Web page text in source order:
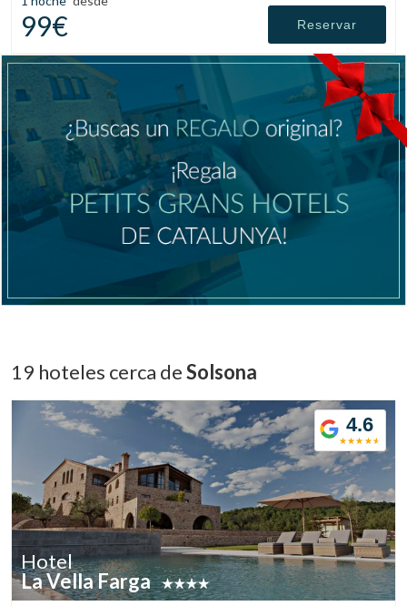
Verificar localizador
99€ Reservar
19 hoteles cerca deSolsona
4.6
Hotel
La Vella Farga